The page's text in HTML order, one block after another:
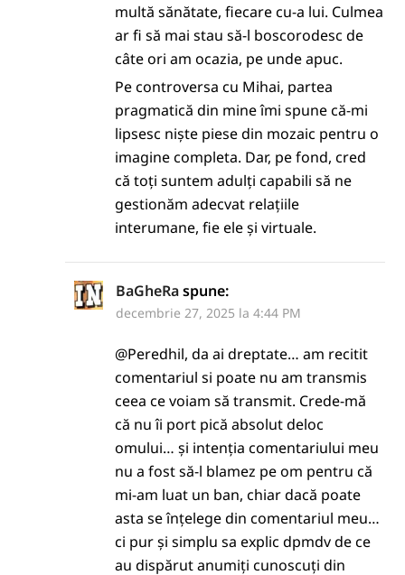
multă sănătate, fiecare cu-a lui. Culmea
ar fi să mai stau să-l boscorodesc de
câte ori am ocazia, pe unde apuc.
Pe controversa cu Mihai, partea
pragmatică din mine îmi spune că-mi
lipsesc niște piese din mozaic pentru o
imagine completa. Dar, pe fond, cred
că toți suntem adulți capabili să ne
gestionăm adecvat relațiile
interumane, fie ele și virtuale.
BaGheRa spune:
decembrie 27, 2025 la 4:44 PM
@Peredhil, da ai dreptate… am recitit
comentariul si poate nu am transmis
ceea ce voiam să transmit. Crede-mă
că nu îi port pică absolut deloc
omului… și intenția comentariului meu
nu a fost să-l blamez pe om pentru că
mi-am luat un ban, chiar dacă poate
asta se înțelege din comentariul meu…
ci pur și simplu sa explic dpmdv de ce
au dispărut anumiți cunoscuți din